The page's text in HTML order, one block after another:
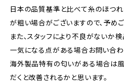
日本の品質基準と比べて糸のほつ
が粗い場合がございますので、予めご
また、スタッフにより不良がないか
一気になる点がある場合お問い合わ
海外製品特有の匂いがある場合は
だくと改善されるかと思います。